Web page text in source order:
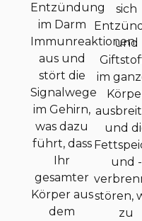
Entzündung
im Darm
Immunreaktionen
aus und
stört die
Signalwege
im Gehirn,
was dazu
führt, dass
Ihr
gesamter
Körper aus
dem
sich
und
im
und
und -
stören,
zu